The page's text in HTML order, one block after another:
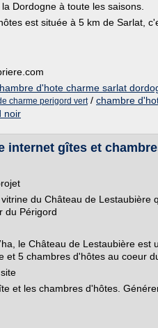
Dordogne à toute les saisons.
est située à 5 km de Sarlat,
d'hote charme sarlat
charme perigord vert/ chambre
noir
internet gîtes et
du Château de Lestaubière
du Périgord
le Château de Lestaubière est
et 5 chambres d'hôtes au coeur
et les chambres d'hôtes.